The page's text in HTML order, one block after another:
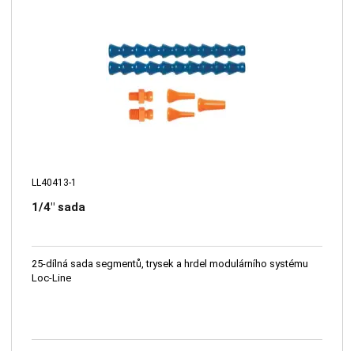
LL40413-1
1/4" sada
25-dílná sada segmentů, trysek a hrdel modulárního systému
Loc-Line